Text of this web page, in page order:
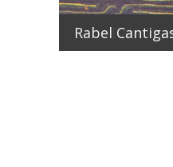
Rabel